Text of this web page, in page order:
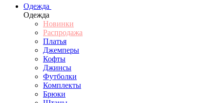
Одежда
Одежда
Новинки
Распродажа
Платья
Джемперы
Кофты
Джинсы
Футболки
Комплекты
Брюки